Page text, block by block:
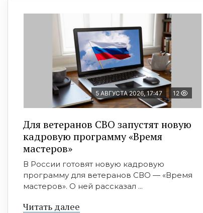
5 АВГУСТА 2026, 17:47 12
Для ветеранов СВО запустят новую
кадровую программу «Время
мастеров»
В России готовят новую кадровую
программу для ветеранов СВО — «Время
мастеров». О ней рассказал ...
Читать далее